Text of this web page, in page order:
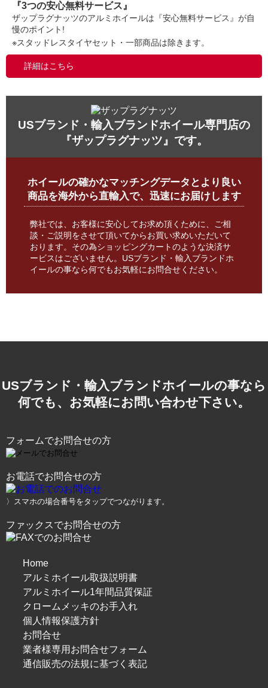
『3つの安心無料サービス』
ザップラグナッツのアルミホイールは『安心無料サービス』が自
慢のポイント!
※スタッドレスタイヤセット・一部商品は除きます。
詳細はこちら
USブランド・輸入ブランドホイール専門店の
『ザップラグナッツ』です。
ホイールの確かなマッチングデータとより良い
商品を海外から直輸入で、迅速にお届けします
弊社では、お客様に安心してお求め頂くために、ご相
談・ご説明をさせて頂いてからお買い求めいただいて
おります。その為ショッピングカートのような決済サ
ービスはございません。USブランド・輸入ブランドホ
イールの事なら何でもお気軽にお問合せください。
USブランド・輸入ブランドホイールの事なら
何でも、お気軽にお問い合わせ下さい。
フォームでお問合せの方
お電話でお問合せの方
〉スマホの場合番号をタップでつながります。
ファックスでお問合せの方
Home
アルミホイール取扱説明書
アルミホイール1年間品質保証
クロームメッキのお手入れ
個人情報保護方針
お問合せ
業者様専用お問合せフォーム
通信販売の法規に基づく表記